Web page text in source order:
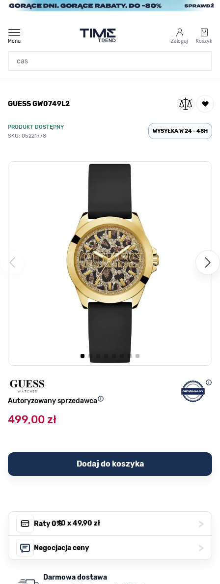
Przejdź do treści
Zaloguj Koszyk
Menu
/
GUESS GW0749L2
GUESS GW0749L2
PRODUKT DOSTĘPNY
SKU: 05221778
WYSYŁKA W 24 - 48H
Autoryzowany sprzedawca
499,00 zł
Dodaj do koszyka
Raty 0%, 10 x49,90 zł >
Negocjacja ceny >
Darmowa dostawa